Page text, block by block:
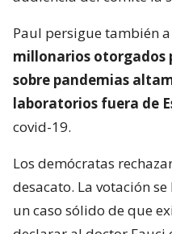
Paul persigue también
millonarios otorgados
sobre pandemias
laboratorios fuera de
covid-19.
Los demócratas
desacato. La votación
un caso sólido de que